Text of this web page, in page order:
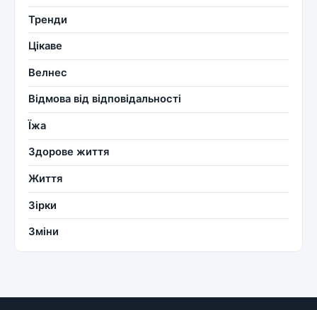
Тренди
Цікаве
Велнес
Відмова від відповідальності
Їжа
Здорове життя
Життя
Зірки
Зміни